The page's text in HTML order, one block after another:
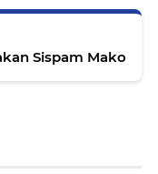
Sispam Mako